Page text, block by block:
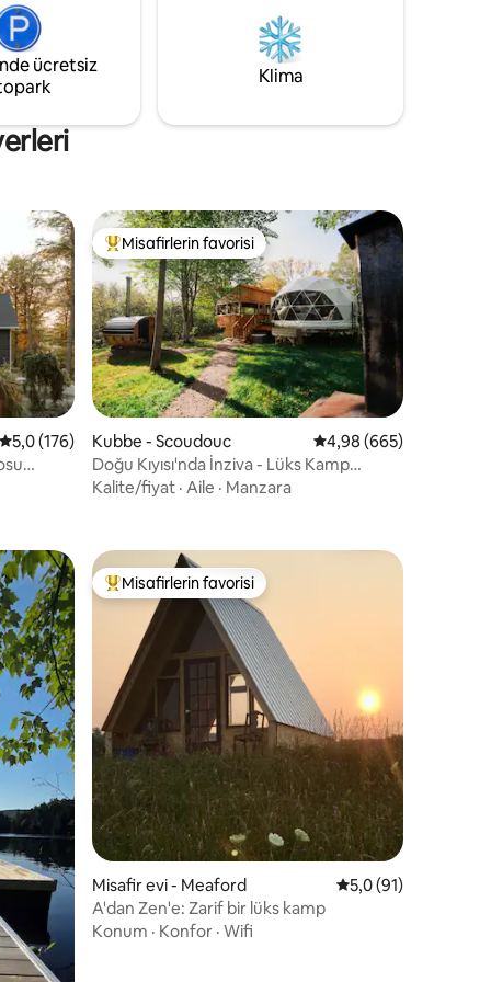
dakika
ücretsiz
Klima
arasında
5 üzerinden ortalama 5,0 puan, 176 değerlendirme
5,0 (176)
Misafirlerin favorilerinden en beğenilenler arasında
Misafirlerin favorisi
Kubbe - Scoudouc 5 üzerinden ortalama
4,98 (665)
Doğu Kıyısı'nda İnziva - Lüks Kamp
Kubbesi
Kalite/fiyat · Aile · Manzara
arasındaMisafirlerin favorilerinden en beğenilenler arasında
Misafirlerin favorisi
Misafir evi - Meaford 5 üzerinden
5,0 (91)
A'dan Zen'e: Zarif bir lüks kamp
Konum · Konfor · Wifi